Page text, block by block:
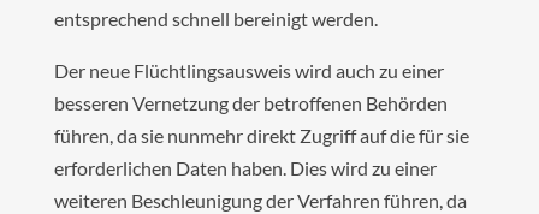
entsprechend schnell bereinigt werden.
Der neue Flüchtlingsausweis wird auch zu einer
besseren Vernetzung der betroffenen Behörden
führen, da sie nunmehr direkt Zugriff auf die für sie
erforderlichen Daten haben. Dies wird zu einer
weiteren Beschleunigung der Verfahren führen, da